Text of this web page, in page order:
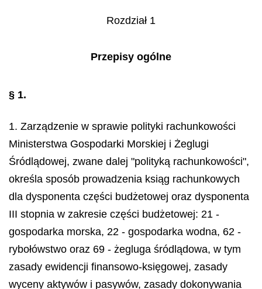
Rozdział 1
Przepisy ogólne
§ 1.
1. Zarządzenie w sprawie polityki rachunkowości
Ministerstwa Gospodarki Morskiej i Żeglugi
Śródlądowej, zwane dalej "polityką rachunkowości",
określa sposób prowadzenia ksiąg rachunkowych
dla dysponenta części budżetowej oraz dysponenta
III stopnia w zakresie części budżetowej: 21 -
gospodarka morska, 22 - gospodarka wodna, 62 -
rybołówstwo oraz 69 - żegluga śródlądowa, w tym
zasady ewidencji finansowo-księgowej, zasady
wyceny aktywów i pasywów, zasady dokonywania